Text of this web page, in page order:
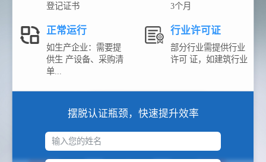
登记证书
3个月
正常运行
如生产企业：需要提
供生 产设备、采购清
单...
行业许可证
部分行业需提供行业
许可 证，如建筑行业
摆脱认证瓶颈，快速提升效率
输入您的姓名